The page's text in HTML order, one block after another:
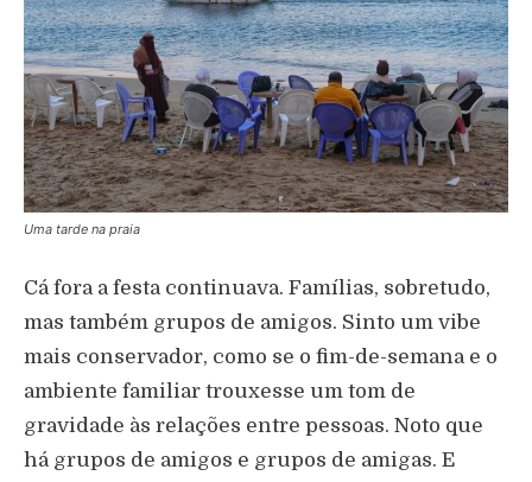
Uma tarde na praia
Cá fora a festa continuava. Famílias, sobretudo,
mas também grupos de amigos. Sinto um vibe
mais conservador, como se o fim-de-semana e o
ambiente familiar trouxesse um tom de
gravidade às relações entre pessoas. Noto que
há grupos de amigos e grupos de amigas. E